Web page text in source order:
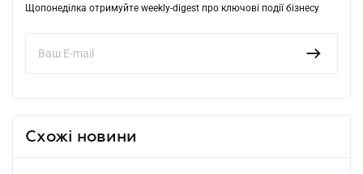
Щопонеділка отримуйте weekly-digest про ключові події бізнесу
Схожі новини